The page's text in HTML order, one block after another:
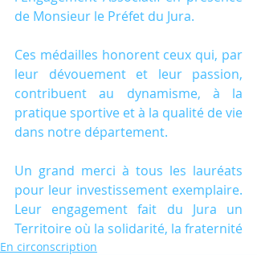
de Monsieur le Préfet du Jura.
Ces médailles honorent ceux qui, par
leur dévouement et leur passion,
contribuent au dynamisme, à la
pratique sportive et à la qualité de vie
dans notre département.
Un grand merci à tous les lauréats
pour leur investissement exemplaire.
Leur engagement fait du Jura un
En circonscription